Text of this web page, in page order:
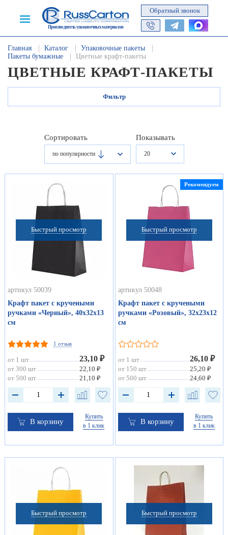
Производитель упаковочных материалов
Обратный звонок
Главная Каталог
Упаковочные пакеты
Пакеты бумажные
Цветные крафт-пакеты
ЦВЕТНЫЕ КРАФТ-ПАКЕТЫ
Фильтр
Сортировать
по популярности
Показывать
20
Быстрый просмотр
артикул 50039
Крафт пакет с кручеными
ручками «Черный», 40х32х13
см
1 отзыв
от 1 шт 23,10 ₽
от 300 шт
22,10 ₽
от 500 шт
21,10 ₽
В корзину
Купить
в 1 клик
Быстрый просмотр
Рекомендуем
артикул 50048
Крафт пакет с кручеными
ручками «Розовый», 32х23х12
см
от 1 шт 26,10 ₽
от 150 шт
25,20 ₽
от 500 шт
24,60 ₽
В корзину
Купить
в 1 клик
Быстрый просмотр Быстрый просмотр